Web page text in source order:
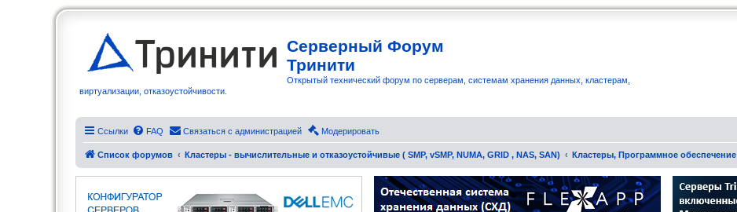
Серверный Форум
Тринити
Открытый технический форум по серверам, системам хранения данных, кластерам,
виртуализации, отказоустойчивости.
Ссылки FAQ Связаться с администрацией Модерировать
Список форумов Кластеры - вычислительные и отказоустойчивые ( SMP, vSMP, NUMA, GRID , NAS, SAN) Кластеры, Программное обеспечение